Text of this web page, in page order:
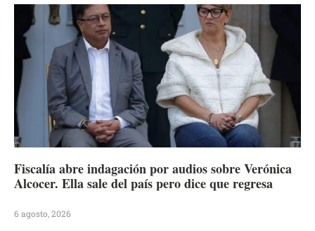
Fiscalía abre indagación por audios sobre Verónica
Alcocer. Ella sale del país pero dice que regresa
6 agosto, 2026